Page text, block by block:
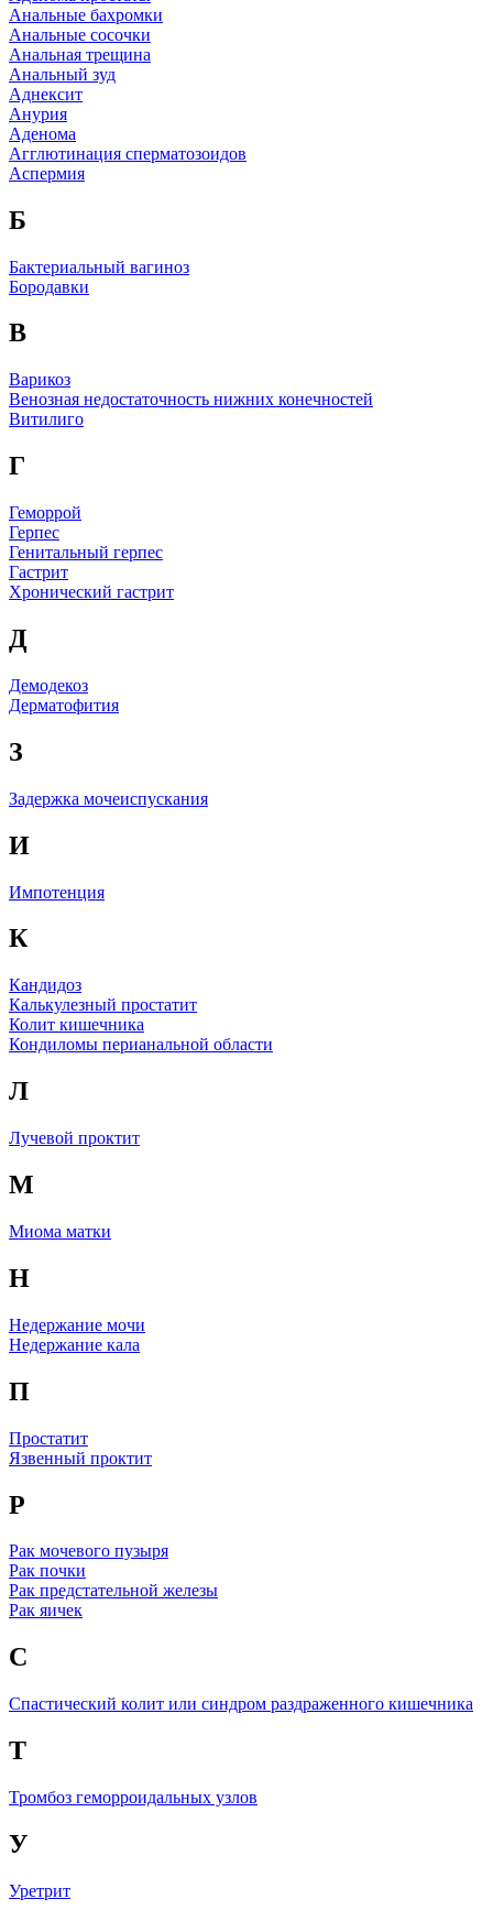
Анальные бахромки
Анальные сосочки
Анальная трещина
Анальный зуд
Аднексит
Анурия
Аденома
Агглютинация сперматозоидов
Аспермия
Б
Бактериальный вагиноз
Бородавки
В
Варикоз
Венозная недостаточность нижних конечностей
Витилиго
Г
Геморрой
Герпес
Генитальный герпес
Гастрит
Хронический гастрит
Д
Демодекоз
Дерматофития
З
Задержка мочеиспускания
И
Импотенция
К
Кандидоз
Калькулезный простатит
Колит кишечника
Кондиломы перианальной области
Л
Лучевой проктит
М
Миома матки
Н
Недержание мочи
Недержание кала
П
Простатит
Язвенный проктит
Р
Рак мочевого пузыря
Рак почки
Рак предстательной железы
Рак яичек
С
Спастический колит или синдром раздраженного кишечника
Т
Тромбоз геморроидальных узлов
У
Уретрит